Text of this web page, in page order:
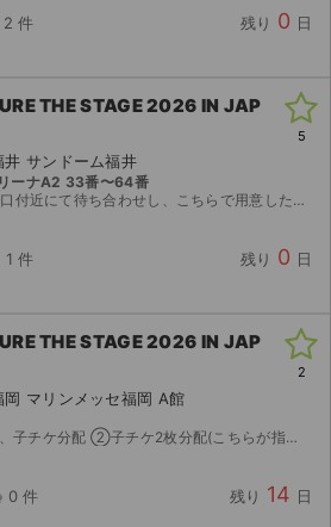
2 件 残り 0 日
THE STAGE 2026 IN JAP
サンドーム福井
ーナA2 33番〜64番
入場していただきます。 ※日本語をスムーズに話せる方のみご購入ください。 ※同時入場の詳しい待ち合わせ場所等は、当...
1 件 残り 0 日
5
THE STAGE 2026 IN JAP
マリンメッセ福岡 A館
りいただきます。分配するチケットはお座りいただく座席と異なる場合がございます。) 上記いずれかでの譲渡です。 公...
0 件 残り 14 日
2